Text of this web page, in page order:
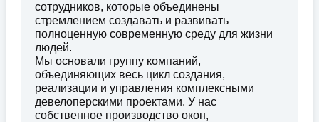
сотрудников, которые объединены
стремлением создавать и развивать
полноценную современную среду для жизни
людей.
Мы основали группу компаний,
объединяющих весь цикл создания,
реализации и управления комплексными
девелоперскими проектами. У нас
собственное производство окон,